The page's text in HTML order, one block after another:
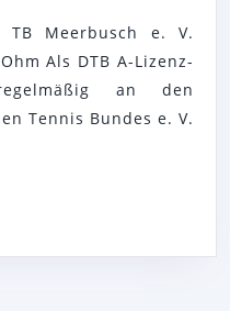
TB Meerbusch e. V.
Als DTB A-Lizenz-
an den
Tennis Bundes e. V.